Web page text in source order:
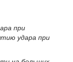
при
удара при